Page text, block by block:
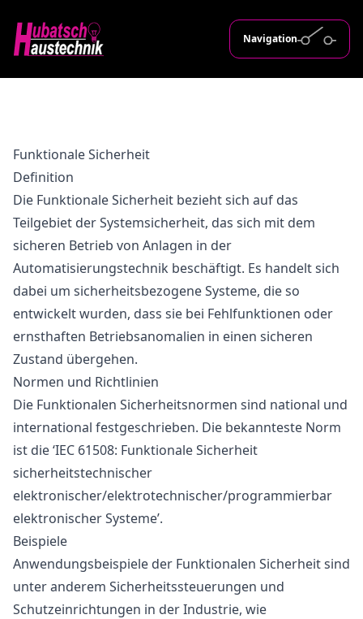
Navigation
Funktionale Sicherheit
Definition
Die Funktionale Sicherheit bezieht sich auf das
Teilgebiet der Systemsicherheit, das sich mit dem
sicheren Betrieb von Anlagen in der
Automatisierungstechnik beschäftigt. Es handelt sich
dabei um sicherheitsbezogene Systeme, die so
entwickelt wurden, dass sie bei Fehlfunktionen oder
ernsthaften Betriebsanomalien in einen sicheren
Zustand übergehen.
Normen und Richtlinien
Die Funktionalen Sicherheitsnormen sind national und
international festgeschrieben. Die bekannteste Norm
ist die ‘IEC 61508: Funktionale Sicherheit
sicherheitstechnischer
elektronischer/elektrotechnischer/programmierbar
elektronischer Systeme’.
Beispiele
Anwendungsbeispiele der Funktionalen Sicherheit sind
unter anderem Sicherheitssteuerungen und
Schutzeinrichtungen in der Industrie, wie